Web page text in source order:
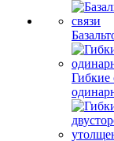
Гибкие